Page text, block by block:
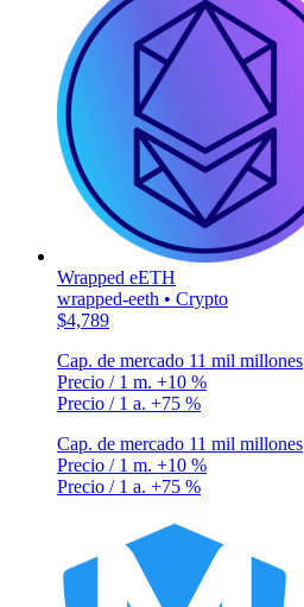
Wrapped eETH
wrapped-eeth • Crypto
$4,789
Cap. de mercado 11 mil millones
Precio / 1 m. +10 %
Precio / 1 a. +75 %
Cap. de mercado 11 mil millones
Precio / 1 m. +10 %
Precio / 1 a. +75 %